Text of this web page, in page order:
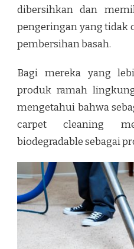
dibersihkan dan
pengeringan yang tidak
pembersihan basah.
Bagi mereka yang
produk ramah
mengetahui bahwa
carpet cleaning
biodegradable sebagai